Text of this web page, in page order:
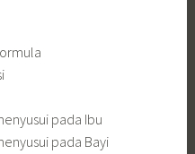
pada Ibu
pada Bayi